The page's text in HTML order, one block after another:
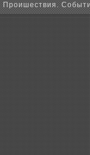
Пpoишествия.